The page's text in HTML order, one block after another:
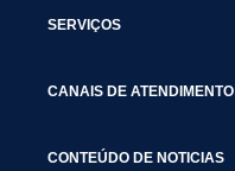
SERVIÇOS
CANAIS DE ATENDIMENTO
CONTEÚDO DE NOTICIAS